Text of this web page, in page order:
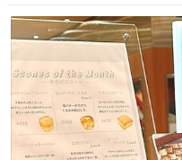
ト
数
数